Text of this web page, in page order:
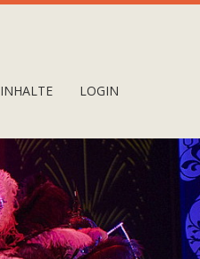
INHALTE LOGIN